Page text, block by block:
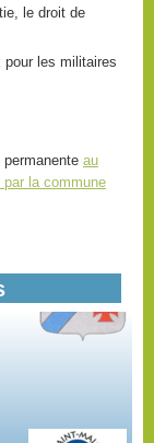
le droit de
pour les militaires
au
la commune